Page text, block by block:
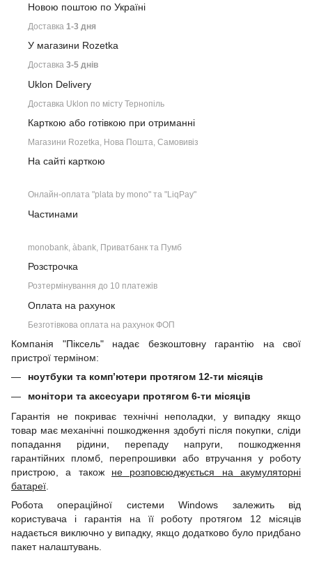
Новою поштою по Україні
Доставка 1-3 дня
У магазини Rozetka
Доставка 3-5 днів
Uklon Delivery
Доставка Uklon по місту Тернопіль
Карткою або готівкою при отриманні
Магазини Rozetka, Нова Пошта, Самовивіз
На сайті карткою
Онлайн-оплата "plata by mono" та "LiqPay"
Частинами
monobank, àbank, Приватбанк та Пумб
Розстрочка
Розтермінування до 10 платежів
Оплата на рахунок
Безготівкова оплата на рахунок ФОП
Компанія "Піксель" надає безкоштовну гарантію на свої
пристрої терміном:
ноутбуки та комп’ютери протягом 12-ти місяців
монітори та аксесуари протягом 6-ти місяців
Гарантія не покриває технічні неполадки, у випадку якщо
товар має механічні пошкодження здобуті після покупки, сліди
попадання рідини, перепаду напруги, пошкодження
гарантійних пломб, перепрошивки або втручання у роботу
пристрою, а також не розповсюджується на акумуляторні
батареї
Робота операційної системи Windows залежить від
користувача і гарантія на її роботу протягом 12 місяців
надається виключно у випадку, якщо додатково було придбано
пакет налаштувань.